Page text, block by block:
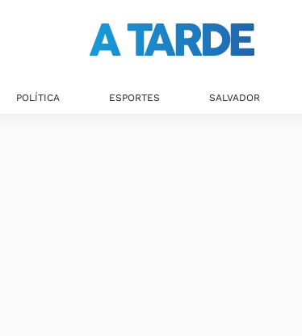
POLÍTICA ESPORTES SALVADOR